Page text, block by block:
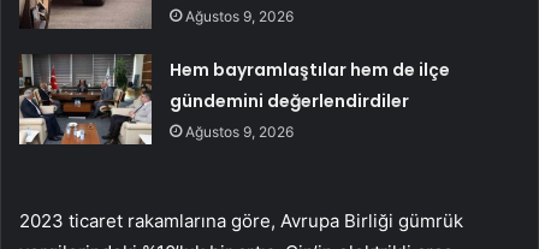
Ağustos 9, 2026
Hem bayramlaştılar hem de ilçe
gündemini değerlendirdiler
Ağustos 9, 2026
2023 ticaret rakamlarına göre, Avrupa Birliği gümrük